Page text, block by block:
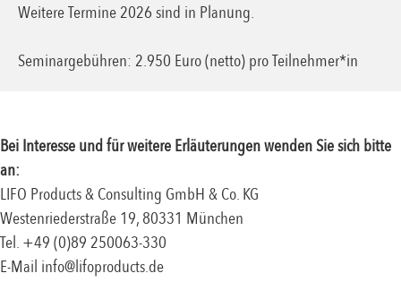
Weitere Termine 2026 sind in Planung.
Seminargebühren: 2.950 Euro (netto) pro Teilnehmer*in
Bei Interesse und für weitere Erläuterungen wenden Sie sich bitte
an:
LIFO Products & Consulting GmbH & Co. KG
Westenriederstraße 19, 80331 München
Tel. +49 (0)89 250063-330
E-Mail info@lifoproducts.de